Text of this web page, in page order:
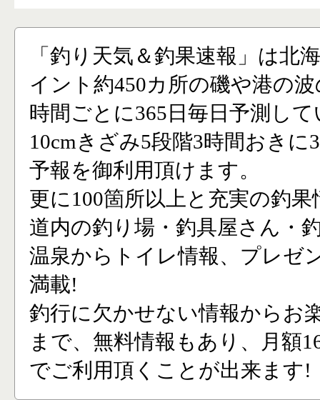
「釣り天気＆釣果速報」は北
イント約450カ所の磯や港の
時間ごとに365日毎日予測し
10cmきざみ5段階3時間おきに
予報を御利用頂けます。
更に100箇所以上と充実の釣果
道内の釣り場・釣具屋さん・
温泉からトイレ情報、プレゼ
満載!
釣行に欠かせない情報からお
まで、無料情報もあり、月額
でご利用頂くことが出来ます!